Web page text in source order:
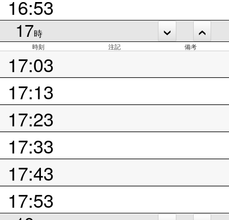
16:53
17時
時刻 注記 備考
17:03
17:13
17:23
17:33
17:43
17:53